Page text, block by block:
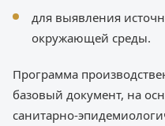
для выявления
окружающей среды.
Программа
базовый документ, на
санитарно-